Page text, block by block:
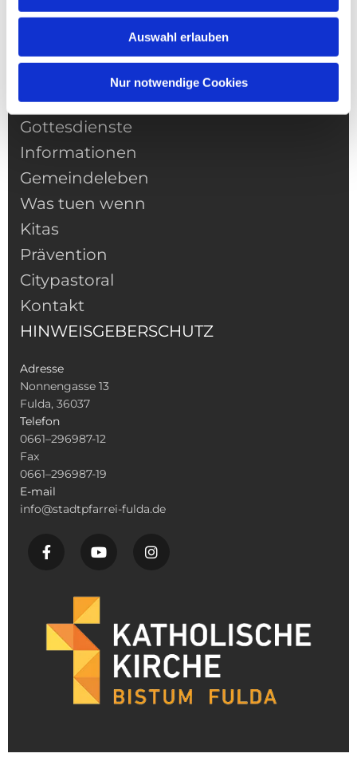
Auswahl erlauben
Nur notwendige Cookies
NAVIGATION
Pfarrei
Gottesdienste
Informationen
Gemeindeleben
Was tuen wenn
Kitas
Prävention
Citypastoral
Kontakt
HINWEISGEBERSCHUTZ
Adresse
Nonnengasse 13
Fulda, 36037
Telefon
0661–296987-12
Fax
0661–296987-19
E-mail
info@stadtpfarrei-fulda.de